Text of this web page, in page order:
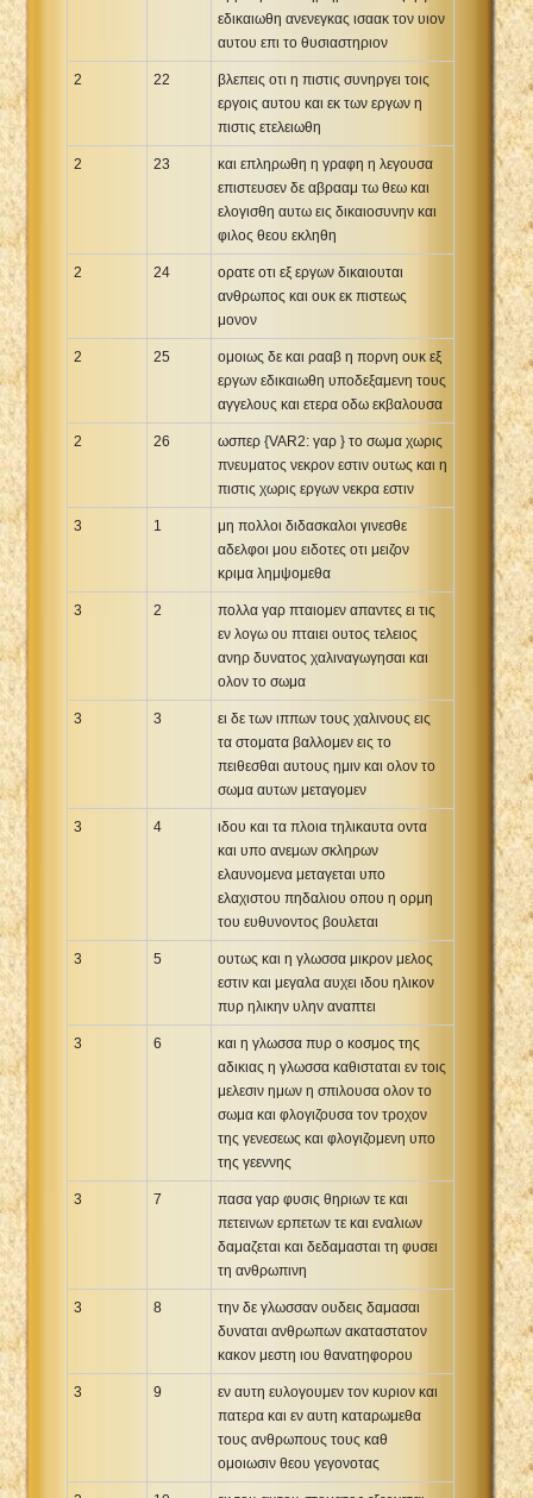
εδικαιωθη ανενεγκας ισαακ τον υιον
αυτου επι το θυσιαστηριον
2 22
βλεπεις οτι η πιστις συνηργει τοις
εργοις αυτου και εκ των εργων η
πιστις ετελειωθη
2 23
και επληρωθη η γραφη η λεγουσα
επιστευσεν δε αβρααμ τω θεω και
ελογισθη αυτω εις δικαιοσυνην και
φιλος θεου εκληθη
2 24
ορατε οτι εξ εργων δικαιουται
ανθρωπος και ουκ εκ πιστεως
μονον
2 25
ομοιως δε και ρααβ η πορνη ουκ εξ
εργων εδικαιωθη υποδεξαμενη τους
αγγελους και ετερα οδω εκβαλουσα
2 26
ωσπερ {VAR2: γαρ } το σωμα χωρις
πνευματος νεκρον εστιν ουτως και η
πιστις χωρις εργων νεκρα εστιν
3 1
μη πολλοι διδασκαλοι γινεσθε
αδελφοι μου ειδοτες οτι μειζον
κριμα λημψομεθα
3 2
πολλα γαρ πταιομεν απαντες ει τις
εν λογω ου πταιει ουτος τελειος
ανηρ δυνατος χαλιναγωγησαι και
ολον το σωμα
3 3
ει δε των ιππων τους χαλινους εις
τα στοματα βαλλομεν εις το
πειθεσθαι αυτους ημιν και ολον το
σωμα αυτων μεταγομεν
3 4
ιδου και τα πλοια τηλικαυτα οντα
και υπο ανεμων σκληρων
ελαυνομενα μεταγεται υπο
ελαχιστου πηδαλιου οπου η ορμη
του ευθυνοντος βουλεται
3 5
ουτως και η γλωσσα μικρον μελος
εστιν και μεγαλα αυχει ιδου ηλικον
πυρ ηλικην υλην αναπτει
3 6
και η γλωσσα πυρ ο κοσμος της
αδικιας η γλωσσα καθισταται εν τοις
μελεσιν ημων η σπιλουσα ολον το
σωμα και φλογιζουσα τον τροχον
της γενεσεως και φλογιζομενη υπο
της γεεννης
3 7
πασα γαρ φυσις θηριων τε και
πετεινων ερπετων τε και εναλιων
δαμαζεται και δεδαμασται τη φυσει
τη ανθρωπινη
3 8
την δε γλωσσαν ουδεις δαμασαι
δυναται ανθρωπων ακαταστατον
κακον μεστη ιου θανατηφορου
3 9
εν αυτη ευλογουμεν τον κυριον και
πατερα και εν αυτη καταρωμεθα
τους ανθρωπους τους καθ
ομοιωσιν θεου γεγονοτας